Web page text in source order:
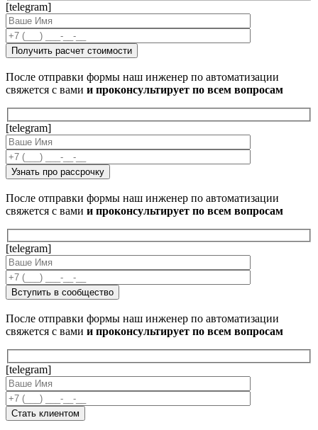
[telegram]
После отправки формы наш инженер по автоматизации
свяжется с вами и проконсультирует по всем вопросам
[telegram]
После отправки формы наш инженер по автоматизации
свяжется с вами и проконсультирует по всем вопросам
[telegram]
После отправки формы наш инженер по автоматизации
свяжется с вами и проконсультирует по всем вопросам
[telegram]